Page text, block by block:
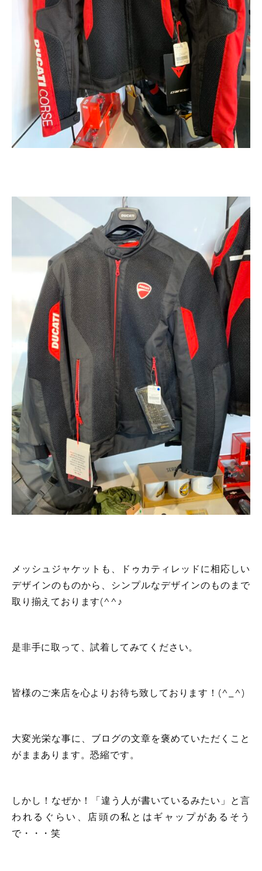
メッシュジャケットも、ドゥカティレッドに相応しい
デザインのものから、シンプルなデザインのものまで
取り揃えております(^^♪
是非手に取って、試着してみてください。
皆様のご来店を心よりお待ち致しております！(^_^)
大変光栄な事に、ブログの文章を褒めていただくこと
がままあります。恐縮です。
しかし！なぜか！「違う人が書いているみたい」と言
われるぐらい、店頭の私とはギャップがあるそう
で・・・笑